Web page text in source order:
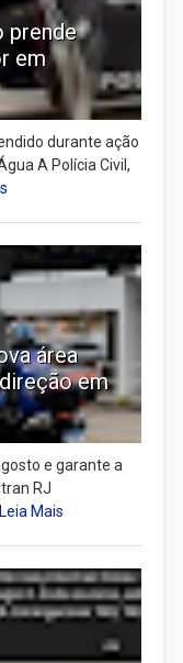
prende
em
durante ação
A Polícia Civil,
área
em
e garante a
RJ
Leia Mais